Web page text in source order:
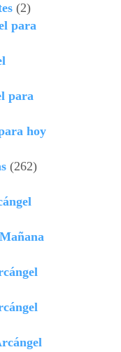
(2)
para
para
hoy
(262)